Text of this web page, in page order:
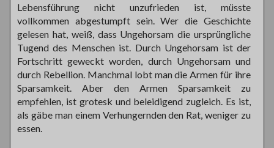
Lebensführung nicht unzufrieden ist, müsste
vollkommen abgestumpft sein. Wer die Geschichte
gelesen hat, weiß, dass Ungehorsam die ursprüngliche
Tugend des Menschen ist. Durch Ungehorsam ist der
Fortschritt geweckt worden, durch Ungehorsam und
durch Rebellion. Manchmal lobt man die Armen für ihre
Sparsamkeit. Aber den Armen Sparsamkeit zu
empfehlen, ist grotesk und beleidigend zugleich. Es ist,
als gäbe man einem Verhungernden den Rat, weniger zu
essen.